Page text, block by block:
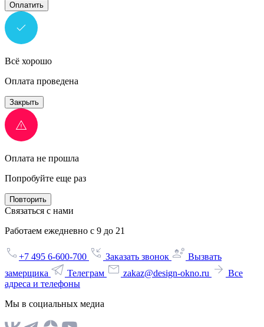
Оплатить
Всё хорошо
Оплата проведена
Закрыть
Оплата не прошла
Попробуйте еще раз
Повторить
Связаться с нами
Работаем ежедневно с 9 до 21
+7 495 6-600-700 Заказать звонок
Вызвать
замерщика
Телеграм zakaz@design-okno.ru
Все
адреса и телефоны
Мы в социальных медиа